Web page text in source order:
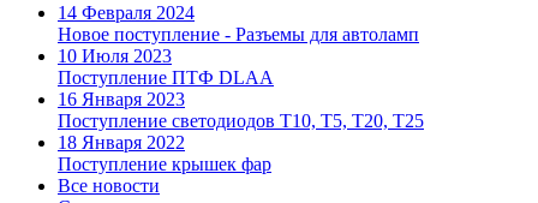
14 Февраля 2024
Новое поступление - Разъемы для автоламп
10 Июля 2023
Поступление ПТФ DLAA
16 Января 2023
Поступление светодиодов T10, T5, T20, T25
18 Января 2022
Поступление крышек фар
Все новости